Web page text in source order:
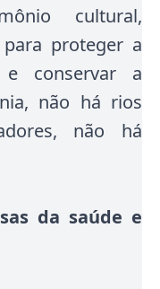
cultural,
proteger a
conservar a
não há rios
não há
da saúde e